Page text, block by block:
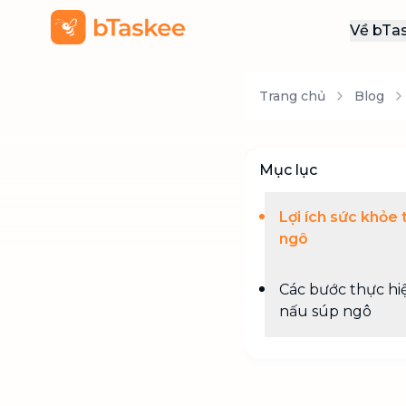
Về
Trang chủ Blog
Mục lục
Lợi ích sức khỏe
ngô
Các bước thực
nấu súp ngô